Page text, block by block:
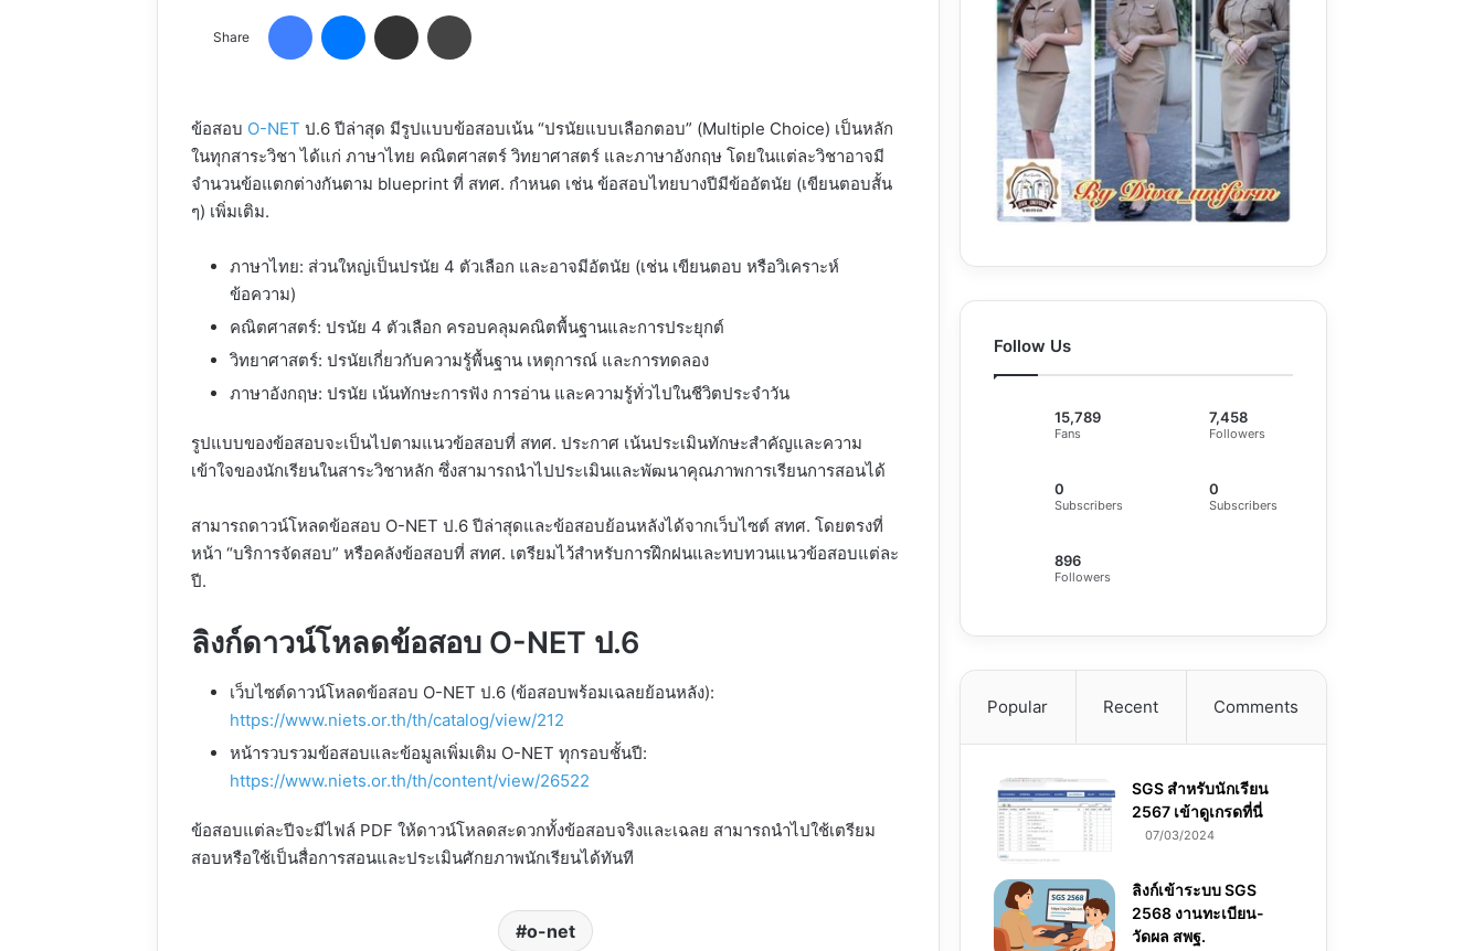
Share
FacebookMessenger
Share via Email
ข้อสอบ O-NET ป.6 ปีล่าสุด มีรูปแบบข้อสอบเน้น “ปรนัยแบบเลือกตอบ” (Multiple Choice) เป็นหลัก
ในทุกสาระวิชา ได้แก่ ภาษาไทย คณิตศาสตร์ วิทยาศาสตร์ และภาษาอังกฤษ โดยในแต่ละวิชาอาจมี
จำนวนข้อแตกต่างกันตาม blueprint ที่ สทศ. กำหนด เช่น ข้อสอบไทยบางปีมีข้ออัตนัย (เขียนตอบสั้น
ๆ) เพิ่มเติม.
ภาษาไทย: ส่วนใหญ่เป็นปรนัย 4 ตัวเลือก และอาจมีอัตนัย (เช่น เขียนตอบ หรือวิเคราะห์
ข้อความ)
คณิตศาสตร์: ปรนัย 4 ตัวเลือก ครอบคลุมคณิตพื้นฐานและการประยุกต์
วิทยาศาสตร์: ปรนัยเกี่ยวกับความรู้พื้นฐาน เหตุการณ์ และการทดลอง
ภาษาอังกฤษ: ปรนัย เน้นทักษะการฟัง การอ่าน และความรู้ทั่วไปในชีวิตประจำวัน
รูปแบบของข้อสอบจะเป็นไปตามแนวข้อสอบที่ สทศ. ประกาศ เน้นประเมินทักษะสำคัญและความ
เข้าใจของนักเรียนในสาระวิชาหลัก ซึ่งสามารถนำไปประเมินและพัฒนาคุณภาพการเรียนการสอนได้
สามารถดาวน์โหลดข้อสอบ O-NET ป.6 ปีล่าสุดและข้อสอบย้อนหลังได้จากเว็บไซต์ สทศ. โดยตรงที่
หน้า “บริการจัดสอบ” หรือคลังข้อสอบที่ สทศ. เตรียมไว้สำหรับการฝึกฝนและทบทวนแนวข้อสอบแต่ละ
ปี.
ลิงก์ดาวน์โหลดข้อสอบ O-NET ป.6
เว็บไซต์ดาวน์โหลดข้อสอบ O-NET ป.6 (ข้อสอบพร้อมเฉลยย้อนหลัง):
https://www.niets.or.th/th/catalog/view/212
หน้ารวบรวมข้อสอบและข้อมูลเพิ่มเติม O-NET ทุกรอบชั้นปี:
https://www.niets.or.th/th/content/view/26522
ข้อสอบแต่ละปีจะมีไฟล์ PDF ให้ดาวน์โหลดสะดวกทั้งข้อสอบจริงและเฉลย สามารถนำไปใช้เตรียม
สอบหรือใช้เป็นสื่อการสอนและประเมินศักยภาพนักเรียนได้ทันที
o-net
Follow Us
15,789
Fans
7,458
Followers
0
Subscribers
0
Subscribers
896
Followers
Popular Recent Comments
SGS สําหรับนักเรียน
2567 เข้าดูเกรดที่นี่
07/03/2024
ลิงก์เข้าระบบ SGS
2568 งานทะเบียน-
วัดผล สพฐ.